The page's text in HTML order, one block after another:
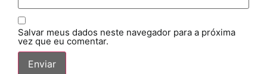
Salvar meus dados neste navegador para a próxima
vez que eu comentar.